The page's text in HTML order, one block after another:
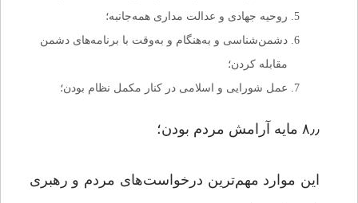
روحیه جهادی و عدالت مداری همه‌جانبه؛
دشمن‌شناسی و به‌هنگام و به‌وقت با برنامه‌های دشمن
مقابله کردن؛
عمل شورایی و اسلامی در کنار مکمل نظام بودن؛
۸٫٫ مایه آرامش مردم بودن؛
این موارد مهم‌ترین درخواست‌های مردم و رهبری